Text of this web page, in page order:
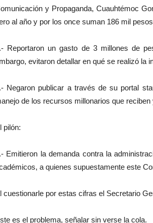
y Propaganda, Cuauhtémoc
al año y por los once suman 186 mil
Reportaron un gasto de 3 millones de
evitaron detallar en qué se realizó la
Negaron publicar a través de su portal
de los recursos millonarios que
pilón:
Emitieron la demanda contra la
a quienes supuestamente este
cuestionarle por estas cifras el Secretario
es el problema, señalar sin verse la cola.